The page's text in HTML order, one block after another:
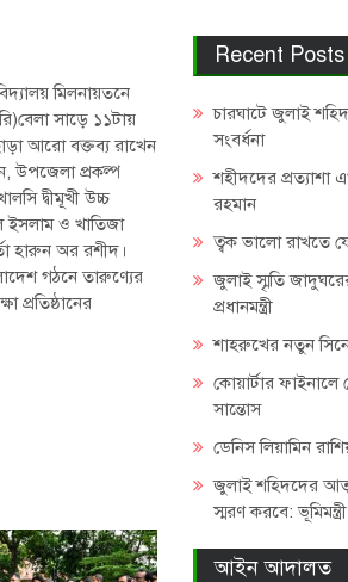
মিলনায়তনে
সাড়ে ১১টায়
আরো বক্তব্য রাখেন
উপজেলা প্রকল্প
দ্বীমূখী উচ্চ
ইসলাম ও খাতিজা
হারুন অর রশীদ।
গঠনে তারুণ্যের
প্রতিষ্ঠানের
Recent Posts
চারঘাটে জুলাই
সংবর্ধনা
শহীদদের
রহমান
ত্বক ভালো রাখতে
জুলাই স্মৃতি
প্রধানমন্ত্রী
শাহরুখের নতুন
কোয়ার্টার ফাইনালে
সান্তোস
ডেনিস লিয়ামিন
জুলাই শহিদদের
স্মরণ করবে: ভূমিমন্ত্রী
আইন আদালত